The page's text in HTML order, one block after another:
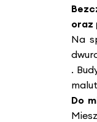
oraz
Na
.
Do